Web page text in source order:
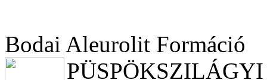
Bodai Aleurolit Formáció